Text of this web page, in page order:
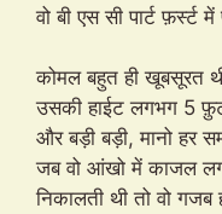
वो बी एस सी पार्ट फ़र्स्ट
कोमल बहुत ही खूबसूरत
उसकी हाईट लगभग 5
और बड़ी बड़ी, मानो हर
जब वो आंखो में काजल
निकालती थी तो वो गजब